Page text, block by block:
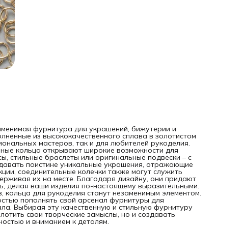
фурнитура для украшений, бижутерии и
из высококачественного сплава в золотистом
мастеров, так и для любителей рукоделия.
кольца открывают широкие возможности для
стильные браслеты или оригинальные подвески – с
поистине уникальные украшения, отражающие
соединительные колечки также могут служить
их на месте. Благодаря дизайну, они придают
делая ваши изделия по-настоящему выразительными.
для рукоделия станут незаменимым элементом.
пополнять свой арсенал фурнитуры для
Выбирая эту качественную и стильную фурнитуру
свои творческие замыслы, но и создавать
и вниманием к деталям.